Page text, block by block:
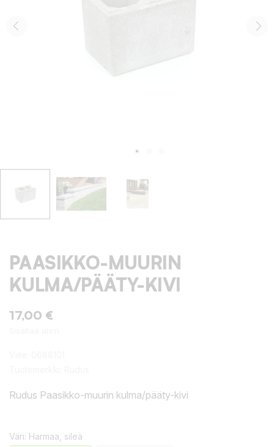
PAASIKKO-MUURIN
KULMA/PÄÄTY-KIVI
17,00 €
Rudus Paasikko-muurin kulma/pääty-kivi
Väri: Harmaa, sileä